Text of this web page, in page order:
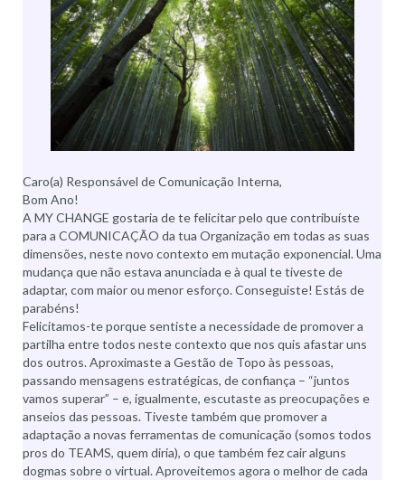
Caro(a) Responsável de Comunicação Interna,
Bom Ano!
A MY CHANGE gostaria de te felicitar pelo que contribuíste
para a COMUNICAÇÃO da tua Organização em todas as suas
dimensões, neste novo contexto em mutação exponencial. Uma
mudança que não estava anunciada e à qual te tiveste de
adaptar, com maior ou menor esforço. Conseguiste! Estás de
parabéns!
Felicitamos-te porque sentiste a necessidade de promover a
partilha entre todos neste contexto que nos quis afastar uns
dos outros. Aproximaste a Gestão de Topo às pessoas,
passando mensagens estratégicas, de confiança – “juntos
vamos superar” – e, igualmente, escutaste as preocupações e
anseios das pessoas. Tiveste também que promover a
adaptação a novas ferramentas de comunicação (somos todos
pros do TEAMS, quem diria), o que também fez cair alguns
dogmas sobre o virtual. Aproveitemos agora o melhor de cada